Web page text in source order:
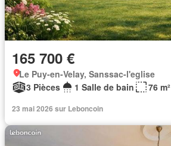
165 700 €
Le Puy-en-Velay, Sanssac-l'eglise
3 Pièces
1 Salle de bain 76 m²
23 mai 2026 sur Leboncoin